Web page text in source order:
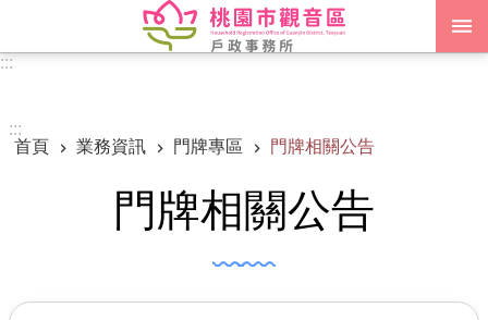
跳到主要內容區塊
業務資訊
:::
:::
首頁
業務資訊 門牌專區 門牌相關公告
門牌相關公告